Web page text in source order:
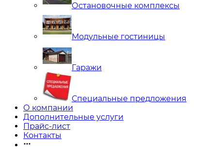
Остановочные комплексы
Модульные гостиницы
Гаражи
Специальные предложения
О компании
Дополнительные услуги
Прайс-лист
Контакты